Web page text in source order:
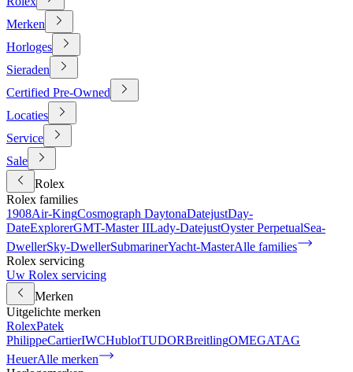
Merken
Horloges
Sieraden
Certified Pre-Owned
Locaties
Service
Sale
Rolex
Rolex families
1908Air-KingCosmograph DaytonaDatejustDay-
DateExplorerGMT-Master IILady-DatejustOyster PerpetualSea-
DwellerSky-DwellerSubmarinerYacht-MasterAlle families
Rolex servicing
Uw Rolex servicing
Merken
Uitgelichte merken
RolexPatek
PhilippeCartierIWCHublotTUDORBreitlingOMEGATAG
HeuerAlle merken